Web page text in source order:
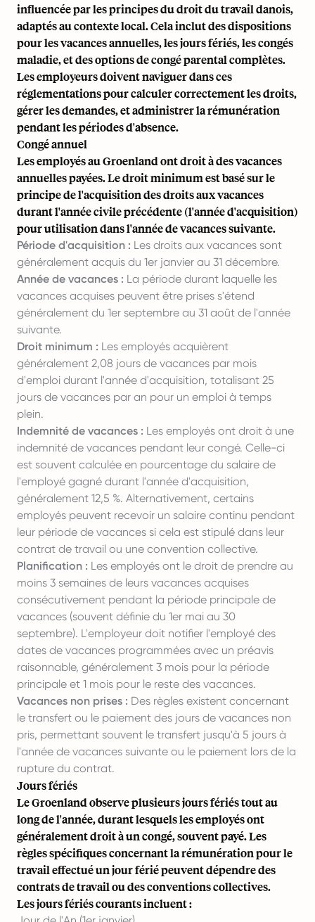
influencée par les principes du droit du travail danois,
adaptés au contexte local. Cela inclut des dispositions
pour les vacances annuelles, les jours fériés, les congés
maladie, et des options de congé parental complètes.
Les employeurs doivent naviguer dans ces
réglementations pour calculer correctement les droits,
gérer les demandes, et administrer la rémunération
pendant les périodes d'absence.
Congé annuel
Les employés au Groenland ont droit à des vacances
annuelles payées. Le droit minimum est basé sur le
principe de l'acquisition des droits aux vacances
durant l'année civile précédente (l'année d'acquisition)
pour utilisation dans l'année de vacances suivante.
Période d'acquisition : Les droits aux vacances sont
généralement acquis du 1er janvier au 31 décembre.
Année de vacances : La période durant laquelle les
vacances acquises peuvent être prises s'étend
généralement du 1er septembre au 31 août de l'année
suivante.
Droit minimum : Les employés acquièrent
généralement 2,08 jours de vacances par mois
d'emploi durant l'année d'acquisition, totalisant 25
jours de vacances par an pour un emploi à temps
plein.
Indemnité de vacances : Les employés ont droit à une
indemnité de vacances pendant leur congé. Celle-ci
est souvent calculée en pourcentage du salaire de
l'employé gagné durant l'année d'acquisition,
généralement 12,5 %. Alternativement, certains
employés peuvent recevoir un salaire continu pendant
leur période de vacances si cela est stipulé dans leur
contrat de travail ou une convention collective.
Planification : Les employés ont le droit de prendre au
moins 3 semaines de leurs vacances acquises
consécutivement pendant la période principale de
vacances (souvent définie du 1er mai au 30
septembre). L'employeur doit notifier l'employé des
dates de vacances programmées avec un préavis
raisonnable, généralement 3 mois pour la période
principale et 1 mois pour le reste des vacances.
Vacances non prises : Des règles existent concernant
le transfert ou le paiement des jours de vacances non
pris, permettant souvent le transfert jusqu'à 5 jours à
l'année de vacances suivante ou le paiement lors de la
rupture du contrat.
Jours fériés
Le Groenland observe plusieurs jours fériés tout au
long de l'année, durant lesquels les employés ont
généralement droit à un congé, souvent payé. Les
règles spécifiques concernant la rémunération pour le
travail effectué un jour férié peuvent dépendre des
contrats de travail ou des conventions collectives.
Les jours fériés courants incluent :